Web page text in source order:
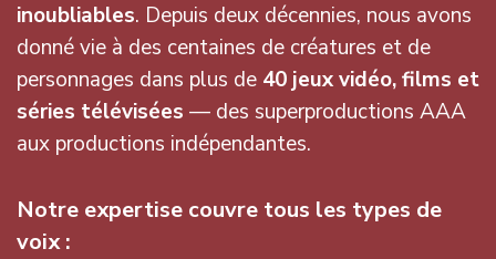
inoubliables. Depuis deux décennies, nous avons
donné vie à des centaines de créatures et de
personnages dans plus de 40 jeux vidéo, films et
séries télévisées — des superproductions AAA
aux productions indépendantes.
Notre expertise couvre tous les types de
voix :